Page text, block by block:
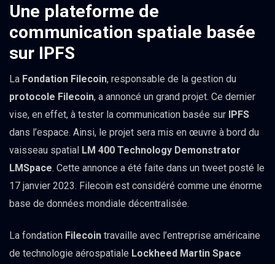
Une plateforme de
communication spatiale basée
sur IPFS
La Fondation Filecoin, responsable de la gestion du
protocole Filecoin, a annoncé un grand projet. Ce dernier
vise, en effet, à tester la communication basée sur IPFS
dans l’espace. Ainsi, le projet sera mis en œuvre à bord du
vaisseau spatial LM 400 Technology Demonstrator
LMSpace. Cette annonce a été faite dans un tweet posté le
17 janvier 2023. Filecoin est considéré comme une énorme
base de données mondiale décentralisée.
La fondation Filecoin travaille avec l’entreprise américaine
de technologie aérospatiale Lockheed Martin Space